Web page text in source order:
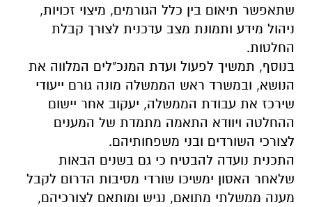
שתאפשר תיאום בין כלל הגורמים, מיצוי זכויות,
ניהול מידע ותמונת מצב עדכנית לצורך קבלת
החלטות.
בנוסף, תמשיך לפעול ועדת המנכ"לים המלווה את
הנושא, ובמשרד ראש הממשלה מונה גורם ייעודי
שירכז את עבודת הממשלה, יעקוב אחר יישום
ההחלטה ויוודא התאמה מתמדת של המענים
לצורכי השורדים ובני משפחותיהם.
התכנית נועדה להבטיח כי גם בשנים הבאות
שלאחר האסון ימשיכו שורדי מסיבות הדרום לקבל
מענה ממשלתי מתואם, נגיש ומותאם לצורכיהם,